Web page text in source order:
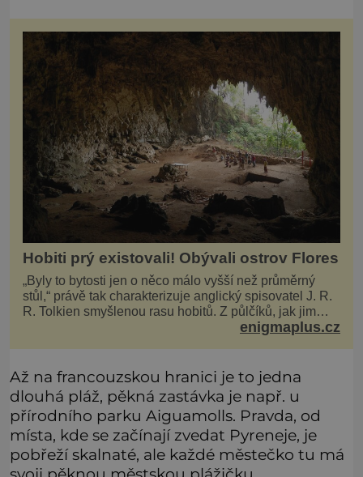
Hobiti prý existovali! Obývali ostrov Flores
„Byly to bytosti jen o něco málo vyšší než průměrný
stůl,“ právě tak charakterizuje anglický spisovatel J. R.
R. Tolkien smyšlenou rasu hobitů. Z půlčíků, jak jim
říká, následně udělá hlavní hrdiny svých slavných
enigmaplus.cz
Až na francouzskou hranici je to jedna
dlouhá pláž, pěkná zastávka je např. u
přírodního parku Aiguamolls. Pravda, od
místa, kde se začínají zvedat Pyreneje, je
pobřeží skalnaté, ale každé městečko tu má